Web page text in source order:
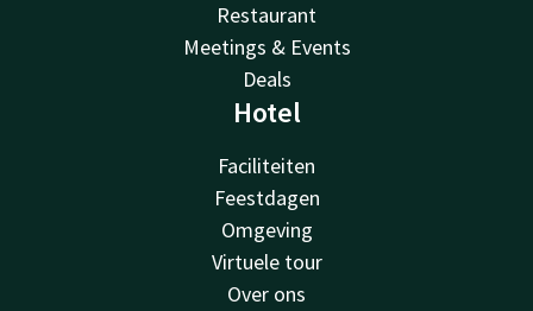
Restaurant
Meetings & Events
Deals
Hotel
Faciliteiten
Feestdagen
Omgeving
Virtuele tour
Over ons